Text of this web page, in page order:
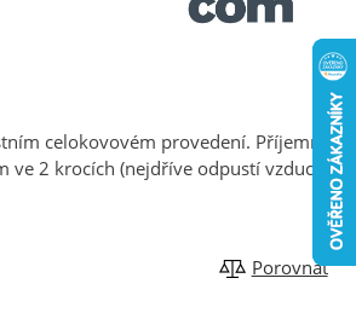
celokovovém provedení. Příjemný a
2 krocích (nejdříve odpustí vzduch a
Porovnat